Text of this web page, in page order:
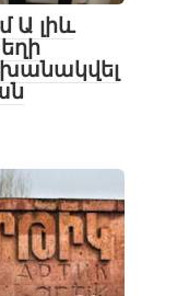
Ա լիև